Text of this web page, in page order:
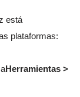
está
plataformas:
Herramientas >